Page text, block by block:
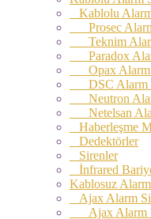
Kablolu
Prosec
Teknim
Paradox
Opax Alarm
DSC Alarm
Neutron
Netelsan
Haberleşme
Dedektörler
Sirenler
İnfrared
Kablosuz
Ajax Alarm
Ajax Alarm